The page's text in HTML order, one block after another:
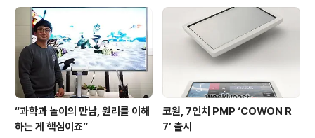
“과학과 놀이의 만남, 원리를 이해
하는 게 핵심이죠”
코원, 7인치 PMP ‘COWON R
7’ 출시